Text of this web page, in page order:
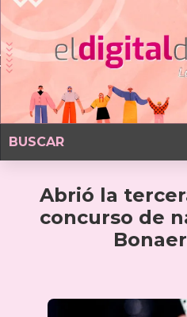
Abrió la
concurso de